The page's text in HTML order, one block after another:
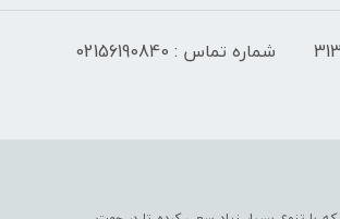
شماره تماس : 02156190840